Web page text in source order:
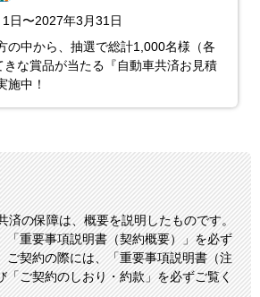
日〜2027年3月31日
の中から、抽選で総計1,000名様（各
な賞品が当たる『自動車共済お見積
施中！
済の保障は、概要を説明したものです。
「重要事項説明書（契約概要）」を必ず
ご契約の際には、「重要事項説明書（注
「ご契約のしおり・約款」を必ずご覧く